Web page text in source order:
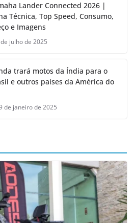
Lander Connected 2026 |
Técnica, Top Speed, Consumo,
e Imagens
julho de 2025
trará motos da Índia para o
e outros países da América do
de janeiro de 2025